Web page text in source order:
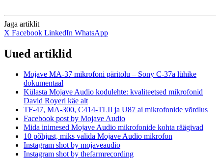
Jaga artiklit
X Facebook LinkedIn WhatsApp
Uued artiklid
Mojave MA-37 mikrofoni päritolu – Sony C-37a lühike
dokumentaal
Külasta Mojave Audio kodulehte: kvaliteetsed mikrofonid
David Royeri käe alt
TF-47, MA-300, C414-TLII ja U87 ai mikrofonide võrdlus
Facebook post by Mojave Audio
Mida inimesed Mojave Audio mikrofonide kohta räägivad
10 põhjust, miks valida Mojave Audio mikrofon
Instagram shot by mojaveaudio
Instagram shot by thefarmrecording